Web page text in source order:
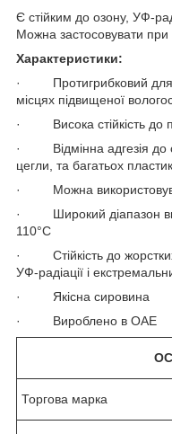
Є стійким до озону, УФ-
Можна застосовувати при
Характеристики:
· Протигрибковий для
місцях підвищеної
· Висока стійкість до
· Відмінна адгезія до
цегли, та багатьох
· Можна
· Широкий діапазон
110°С
· Стійкість до жорстких
УФ-радіації і
· Якісна сировина
· Вироблено в ОАЕ
Торгова марка